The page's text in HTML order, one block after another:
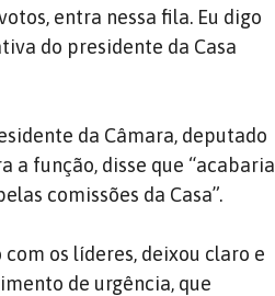
entra nessa fila. Eu digo
do presidente da Casa
da Câmara, deputado
a função, disse que “acabaria
comissões da Casa”.
os líderes, deixou claro e
de urgência, que